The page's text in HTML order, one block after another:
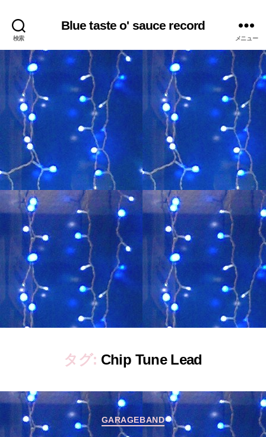
検索
Blue taste o' sauce record
メニュー
タグ: Chip Tune Lead
カ
GARAGEBAND